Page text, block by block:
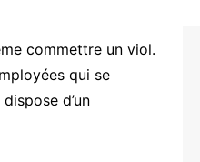
commettre un viol.
qui se
d’un